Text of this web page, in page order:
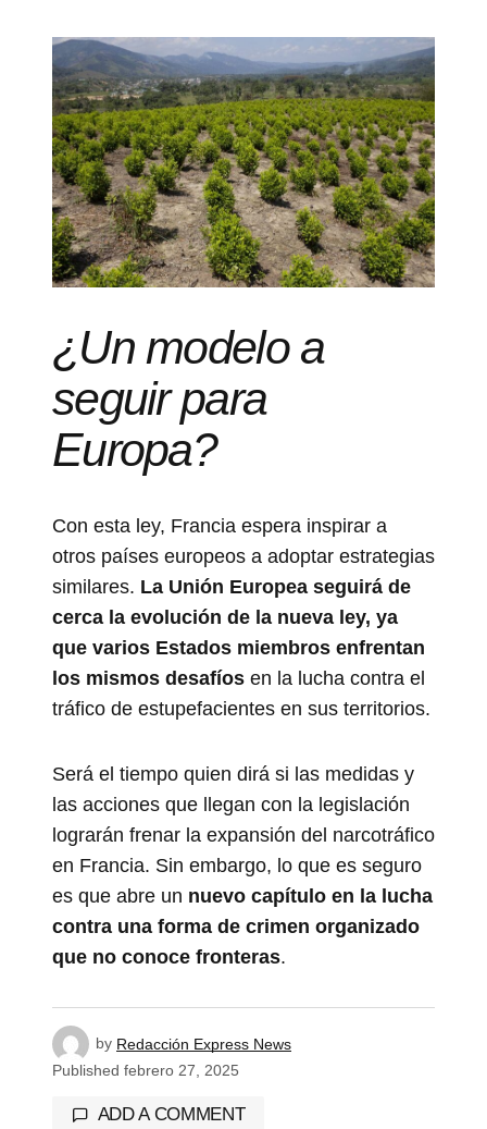
¿Un modelo a
seguir para
Europa?
Con esta ley, Francia espera inspirar a
otros países europeos a adoptar estrategias
similares. La Unión Europea seguirá de
cerca la evolución de la nueva ley, ya
que varios Estados miembros enfrentan
los mismos desafíos en la lucha contra el
tráfico de estupefacientes en sus territorios.
Será el tiempo quien dirá si las medidas y
las acciones que llegan con la legislación
lograrán frenar la expansión del narcotráfico
en Francia. Sin embargo, lo que es seguro
es que abre un nuevo capítulo en la lucha
contra una forma de crimen organizado
que no conoce fronteras.
by Redacción Express News
Published febrero 27, 2025
ADD A COMMENT